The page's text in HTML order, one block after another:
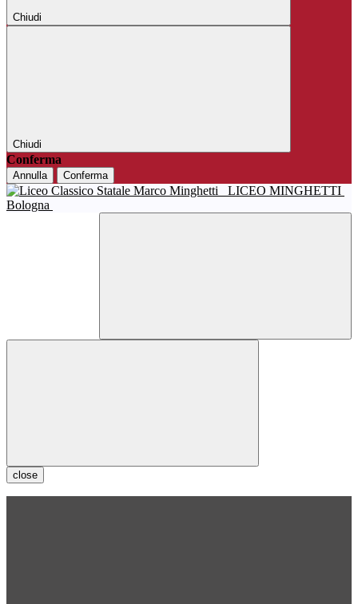
Chiudi
Chiudi
Conferma
Annulla Conferma
LICEO MINGHETTI
Bologna
close